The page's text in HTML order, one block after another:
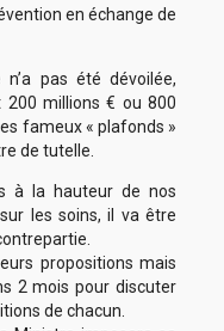
en échange de
pas été dévoilée,
200 millions € ou 800
fameux « plafonds »
de tutelle.
à la hauteur de nos
les soins, il va être
propositions mais
2 mois pour discuter
de chacun.